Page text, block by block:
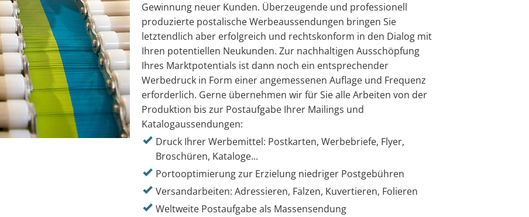
Gewinnung neuer Kunden. Überzeugende und professionell
produzierte postalische Werbeaussendungen bringen Sie
letztendlich aber erfolgreich und rechtskonform in den Dialog mit
Ihren potentiellen Neukunden. Zur nachhaltigen Ausschöpfung
Ihres Marktpotentials ist dann noch ein entsprechender
Werbedruck in Form einer angemessenen Auflage und Frequenz
erforderlich. Gerne übernehmen wir für Sie alle Arbeiten von der
Produktion bis zur Postaufgabe Ihrer Mailings und
Katalogaussendungen:
Druck Ihrer Werbemittel: Postkarten, Werbebriefe, Flyer,
Broschüren, Kataloge...
Portooptimierung zur Erzielung niedriger Postgebühren
Versandarbeiten: Adressieren, Falzen, Kuvertieren, Folieren
Weltweite Postaufgabe als Massensendung